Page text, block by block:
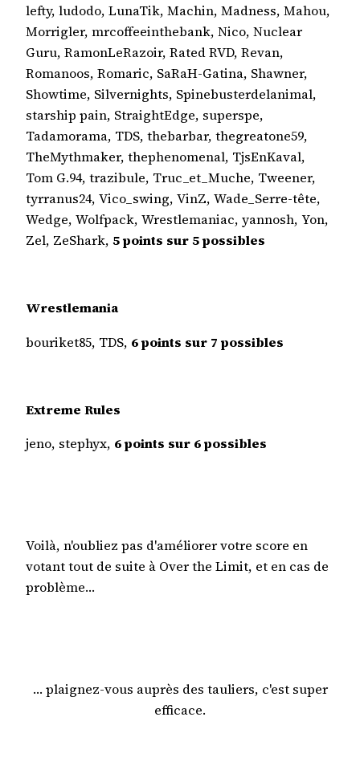
lefty, ludodo, LunaTik, Machin, Madness, Mahou,
Morrigler, mrcoffeeinthebank, Nico, Nuclear
Guru, RamonLeRazoir, Rated RVD, Revan,
Romanoos, Romaric, SaRaH-Gatina, Shawner,
Showtime, Silvernights, Spinebusterdelanimal,
starship pain, StraightEdge, superspe,
Tadamorama, TDS, thebarbar, thegreatone59,
TheMythmaker, thephenomenal, TjsEnKaval,
Tom G.94, trazibule, Truc_et_Muche, Tweener,
tyrranus24, Vico_swing, VinZ, Wade_Serre-tête,
Wedge, Wolfpack, Wrestlemaniac, yannosh, Yon,
Zel, ZeShark, 5 points sur 5 possibles
Wrestlemania
bouriket85, TDS, 6 points sur 7 possibles
Extreme Rules
jeno, stephyx, 6 points sur 6 possibles
Voilà, n'oubliez pas d'améliorer votre score en
votant tout de suite à Over the Limit, et en cas de
problème…
… plaignez-vous auprès des tauliers, c'est super
efficace.